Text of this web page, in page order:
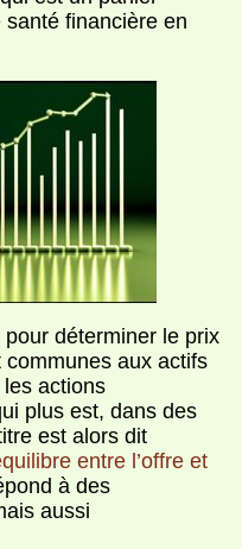
financière en
déterminer le prix
communes aux actifs
actions
plus est, dans des
est alors dit
entre l’offre et
à des
aussi